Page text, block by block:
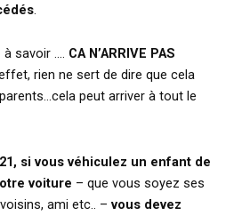
savoir …. CA N’ARRIVE PAS
rien ne sert de dire que cela
parents…cela peut arriver à tout le
si vous véhiculez un enfant de
voiture – que vous soyez ses
ami etc.. – vous devez